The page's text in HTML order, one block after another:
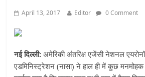
April 13, 2017 Editor 0 Comment
नई दिल्ली:अमेरिकी अंतरिक्ष एजेंसी नेशनल
एडमिनिस्ट्रेशन (नासा) ने हाल ही में कुछ मनमोहक